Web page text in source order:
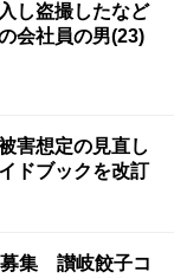
し盗撮したなど
会社員の男(23)
害想定の見直し
ドブックを改訂
募集 讃岐餃子コ